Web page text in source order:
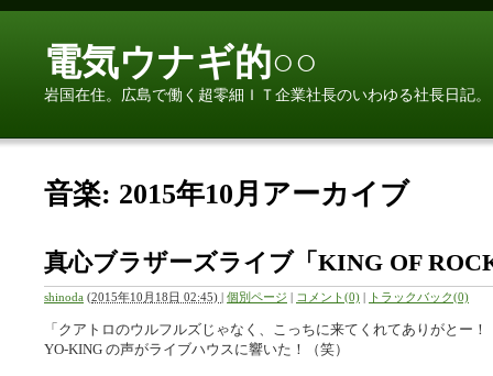
電気ウナギ的○○
岩国在住。広島で働く超零細ＩＴ企業社長のいわゆる社長日記。
音楽: 2015年10月アーカイブ
真心ブラザーズライブ「KING OF
shinoda (2015年10月18日 02:45) | 個別ページ | コメント(0) | トラックバック(0)
「クアトロのウルフルズじゃなく、こっちに来てくれてありがとー！
YO-KING の声がライブハウスに響いた！（笑）